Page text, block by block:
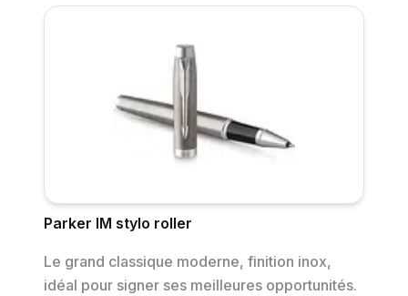
Parker IM stylo roller
Le grand classique moderne, finition inox,
idéal pour signer ses meilleures opportunités.